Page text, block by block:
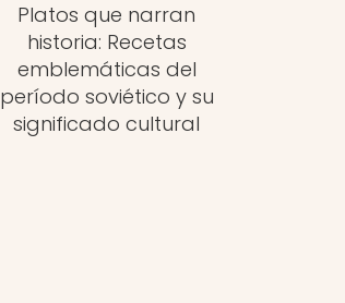
Platos que narran
historia: Recetas
emblemáticas del
período soviético y su
significado cultural